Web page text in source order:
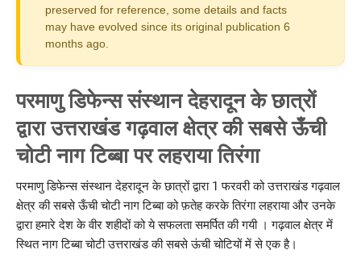
राजस्थान
खेल
शिक्षा
मनोरंजन
तकनीक
preserved for reference, some details and facts
may have evolved since its original publication 6
months ago.
परमाणु डिफेन्स संस्थान देहरादून के छात्रों
द्वारा उत्तराखंड गढ़वाल क्षेत्र की सबसे ऊँची
चोटी नाग टिब्बा पर लहराया तिरंगा
परमाणु डिफेन्स संस्थान देहरादून के छात्रों द्वारा 1 फरवरी को उत्तराखंड गढ़वाल
क्षेत्र की सबसे ऊँची चोटी नाग टिब्बा को फ़तेह करके तिरंगा लहराया और उनके
द्वारा हमारे देश के वीर शहीदों को ये सफलता समर्पित की गयी । गढ़वाल क्षेत्र में
स्थित नाग टिब्बा चोटी उत्तराखंड की सबसे ऊंची चोटियों में से एक है।